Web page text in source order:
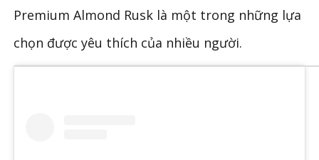
Premium Almond Rusk là một trong những lựa
chọn được yêu thích của nhiều người.